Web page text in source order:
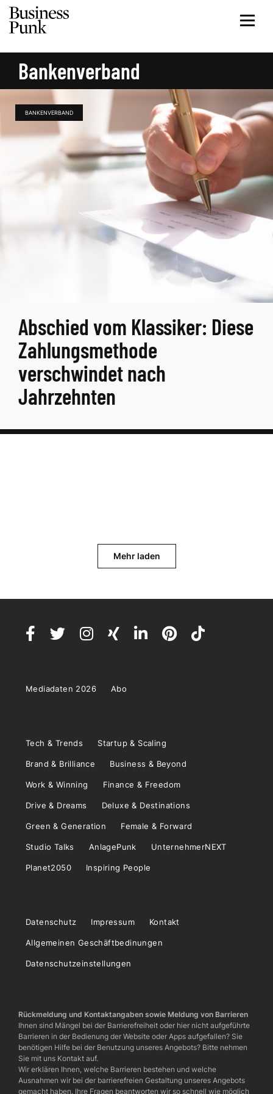
Bankenverband
BANKENVERBAND
Abschied vom Klassiker: Diese
Zahlungsmethode
verschwindet nach
Jahrzehnten
Mehr laden
Mediadaten 2026 Abo
Tech & Trends Startup & Scaling
Brand & Brilliance Business & Beyond
Work & Winning Finance & Freedom
Drive & Dreams Deluxe & Destinations
Green & Generation Female & Forward
Studio Talks AnlagePunk UnternehmerNEXT
Planet2050 Inspiring People
Datenschutz Impressum Kontakt
Allgemeinen Geschäftbedinungen
Datenschutzeinstellungen
Rückmeldung und Kontaktangaben sowie Meldung von Barrieren
Ihnen sind Mängel bei der Barrierefreiheit oder hier nicht aufgeführte
Barrieren in der Bedienung der Website oder Apps aufgefallen? Sie
benötigen Hilfe bei der Benutzung unseres Angebots? Bitte nehmen
Sie mit uns Kontakt auf.
Wir erklären Ihnen, welche Barrieren bestehen und welche
Ausnahmen wir bei der barrierefreien Gestaltung unseres Angebots
gemacht haben. Ihre Fragen beantworten wir so schnell wie möglich